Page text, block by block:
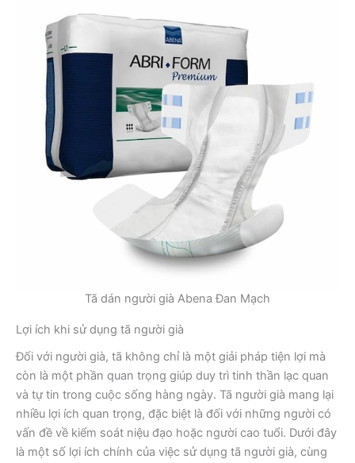
Tã dán người già Abena Đan Mạch
Lợi ích khi sử dụng tã người già
Đối với người già, tã không chỉ là một giải pháp tiện lợi mà
còn là một phần quan trọng giúp duy trì tinh thần lạc quan
và tự tin trong cuộc sống hàng ngày. Tã người già mang lại
nhiều lợi ích quan trọng, đặc biệt là đối với những người có
vấn đề về kiểm soát niệu đạo hoặc người cao tuổi. Dưới đây
là một số lợi ích chính của việc sử dụng tã người già, cùng